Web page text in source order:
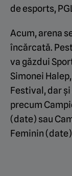
de esports,
Acum, arena
încărcată.
va găzdui
Simonei
Festival, dar
precum
(date) sau
Feminin